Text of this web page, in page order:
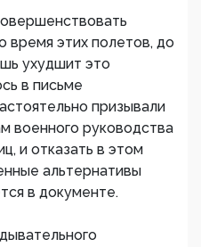
время этих полетов, до
ухудшит это
в письме
призывали
военного руководства
и отказать в этом
альтернативы
в документе.